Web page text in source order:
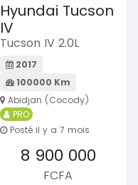
Hyundai Tucson
IV
Tucson IV 2.0L
2017
100000 Km
Abidjan (Cocody)
PRO
Posté il y a 7 mois
8 900 000
FCFA